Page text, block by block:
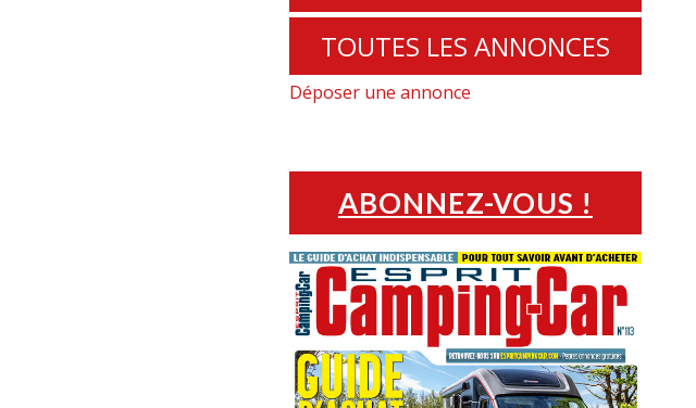
TOUTES LES ANNONCES
Déposer une annonce
ABONNEZ-VOUS !